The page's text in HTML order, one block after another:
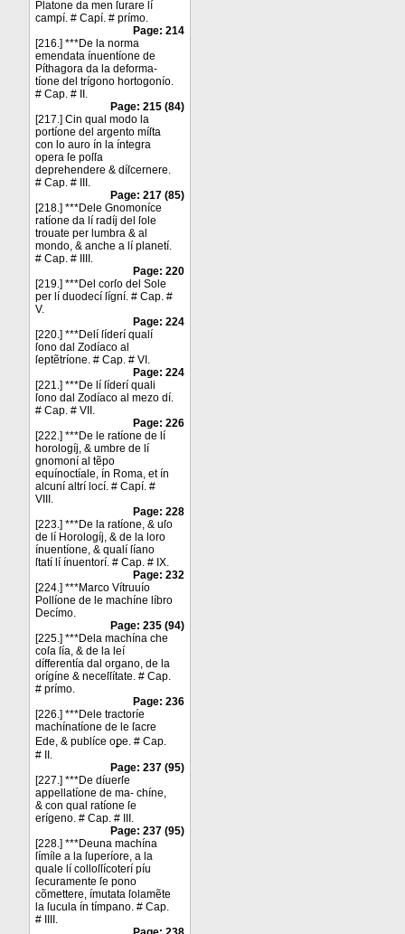
Platone da men ſurare lí
campí. # Capí. # prímo.
Page: 214
[216.] ***De la norma
emendata ínuentíone de
Píthagora da la deforma-
tíone del trígono hortogonío.
# Cap. # II.
Page: 215 (84)
[217.] Cin qual modo la
portíone del argento míſta
con lo auro ín la íntegra
opera ſe poſſa
deprehendere & díſcernere.
# Cap. # III.
Page: 217 (85)
[218.] ***Dele Gnomoníce
ratíone da lí radíj del ſole
trouate per lumbra & al
mondo, & anche a lí planetí.
# Cap. # IIII.
Page: 220
[219.] ***Del corſo del Sole
per lí duodecí ſígní. # Cap. #
V.
Page: 224
[220.] ***Delí ſíderí qualí
ſono dal Zodíaco al
ſeptẽtríone. # Cap. # VI.
Page: 224
[221.] ***De lí ſíderí quali
ſono dal Zodíaco al mezo dí.
# Cap. # VII.
Page: 226
[222.] ***De le ratíone de lí
horologíj, & umbre de lí
gnomoní al tẽpo
equínoctíale, ín Roma, et ín
alcuní altrí locí. # Capí. #
VIII.
Page: 228
[223.] ***De la ratíone, & uſo
de lí Horologíj, & de la loro
ínuentíone, & qualí ſíano
ſtatí lí ínuentorí. # Cap. # IX.
Page: 232
[224.] ***Marco Vítruuío
Pollíone de le machíne líbro
Decímo.
Page: 235 (94)
[225.] ***Dela machína che
coſa ſía, & de la leí
dífferentía dal organo, de la
orígíne & neceſſítate. # Cap.
# prímo.
Page: 236
[226.] ***Dele tractoríe
machínatíone de le ſacre
Ede, & publíce oꝑe. # Cap.
# II.
Page: 237 (95)
[227.] ***De díuerſe
appellatíone de ma- chíne,
& con qual ratíone ſe
erígeno. # Cap. # III.
Page: 237 (95)
[228.] ***Deuna machína
ſímíle a la ſuperíore, a la
quale lí colloſſícoterí píu
ſecuramente ſe pono
cõmettere, ímutata ſolamẽte
la ſucula ín tímpano. # Cap.
# IIII.